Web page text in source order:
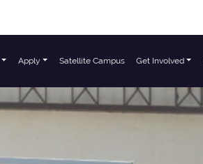
Apply Satellite Campus Get Involved